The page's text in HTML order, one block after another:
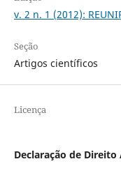
v. 2 n. 1 (2012):
Seção
Artigos científicos
Licença
Declaração de